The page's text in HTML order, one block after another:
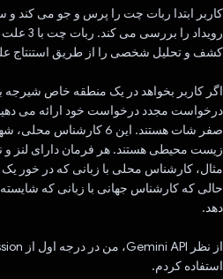
کاربر ابتدا ربات چت را پرس و جو می کند
کشف و تحلیل شخصی را از طریق استنتاج
صفر شات هستند. این 6
زیست محیطی هستند. هر فرمان دارای لنز و
مثال، کارشناس محلی با زبانی که در خور
حالی که کارشناس جهانی با زبانی که
دهد.
استفاده کردم.